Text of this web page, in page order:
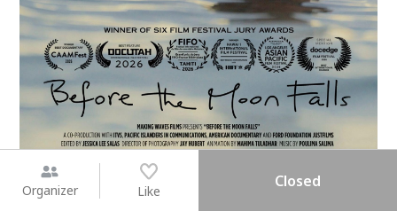
Organizer Like
Closed